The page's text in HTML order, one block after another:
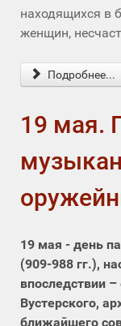
находящихся в
женщин,
Подробнее...
19 мая.
19 мая - день
(909-988 гг.),
впоследствии
Вустерского,
ближайшего